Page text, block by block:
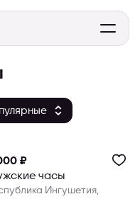
₽
часы
Ингушетия,